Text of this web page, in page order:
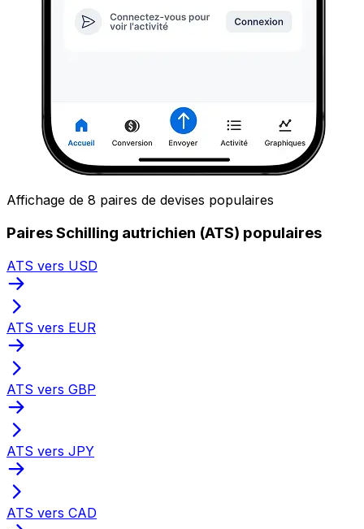
Affichage de 8 paires de devises populaires
Paires Schilling autrichien (ATS) populaires
ATS vers USD
ATS vers EUR
ATS vers GBP
ATS vers JPY
ATS vers CAD